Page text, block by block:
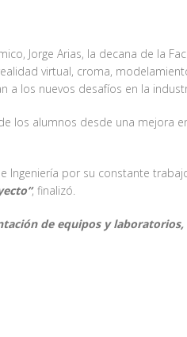
Jorge Arias, la decana de la
virtual, croma,
a los nuevos desafíos en la
los alumnos desde una mejora
Ingeniería por su constante
, finalizó.
de equipos y